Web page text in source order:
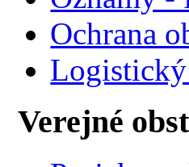
Ochrana
Verejné